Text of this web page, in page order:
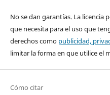
No se dan garantías. La licencia
que necesita para el uso que
derechos como publicidad,
limitar la forma en que utilice el
Cómo citar